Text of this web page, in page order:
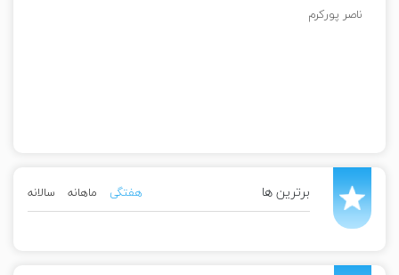
ناصر پورکرم
برترین ها هفتگی ماهانه سالانه